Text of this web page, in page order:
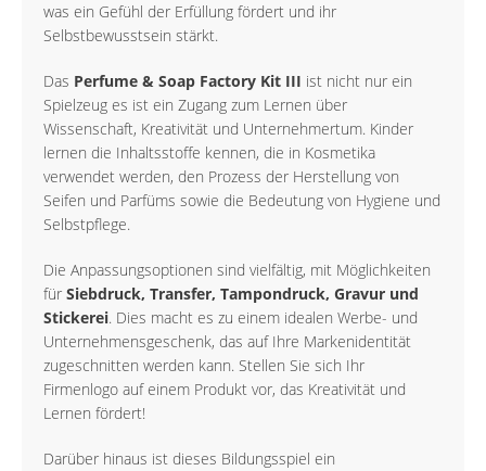
was ein Gefühl der Erfüllung fördert und ihr
Selbstbewusstsein stärkt.
Das Perfume & Soap Factory Kit III ist nicht nur ein
Spielzeug es ist ein Zugang zum Lernen über
Wissenschaft, Kreativität und Unternehmertum. Kinder
lernen die Inhaltsstoffe kennen, die in Kosmetika
verwendet werden, den Prozess der Herstellung von
Seifen und Parfüms sowie die Bedeutung von Hygiene und
Selbstpflege.
Die Anpassungsoptionen sind vielfältig, mit Möglichkeiten
für Siebdruck, Transfer, Tampondruck, Gravur und
Stickerei. Dies macht es zu einem idealen Werbe- und
Unternehmensgeschenk, das auf Ihre Markenidentität
zugeschnitten werden kann. Stellen Sie sich Ihr
Firmenlogo auf einem Produkt vor, das Kreativität und
Lernen fördert!
Darüber hinaus ist dieses Bildungsspiel ein